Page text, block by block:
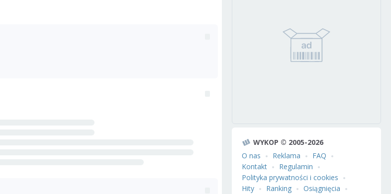
WYKOP © 2005-2026
O nas
Reklama
FAQ
Kontakt
Regulamin
Polityka prywatności i cookies
Hity
Ranking
Osiągnięcia